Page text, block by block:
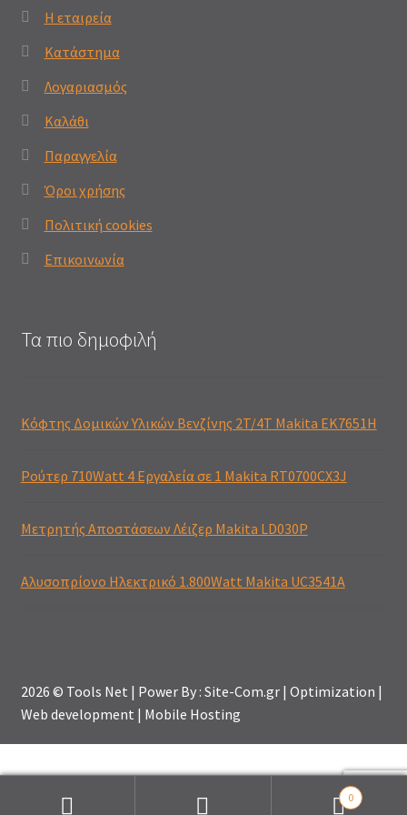
Η εταιρεία
Κατάστημα
Λογαριασμός
Καλάθι
Παραγγελία
Όροι χρήσης
Πολιτική cookies
Επικοινωνία
Τα πιο δημοφιλή
Κόφτης Δομικών Υλικών Βενζίνης 2T/4T Makita EK7651H
Ρούτερ 710Watt 4 Εργαλεία σε 1 Makita RT0700CX3J
Μετρητής Αποστάσεων Λέιζερ Makita LD030P
Αλυσοπρίονο Ηλεκτρικό 1.800Watt Makita UC3541A
2026 © Tools Net | Power By : Site-Com.gr | Optimization |
Web development | Mobile Hosting
0